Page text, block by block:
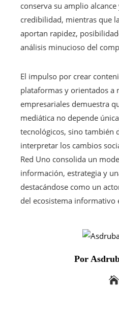
conserva su amplio
credibilidad, mientras que
aportan rapidez,
análisis minucioso del
El impulso por crear
plataformas y orientados a
empresariales demuestra
mediática no depende
tecnológicos, sino también
interpretar los cambios
Red Uno consolida un
información, estrategia y
destacándose como un
del ecosistema informativo
Por